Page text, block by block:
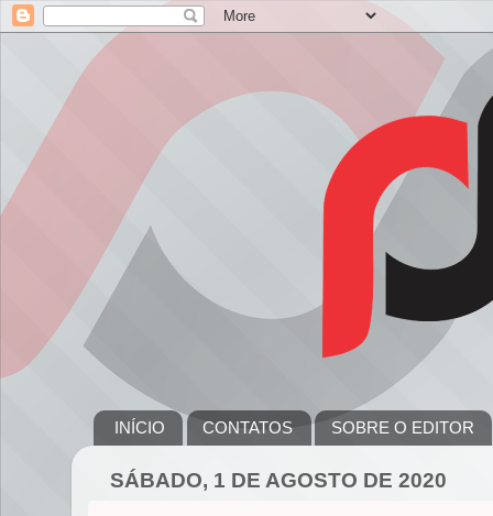
INÍCIO CONTATOS SOBRE O EDITOR
SÁBADO, 1 DE AGOSTO DE 2020